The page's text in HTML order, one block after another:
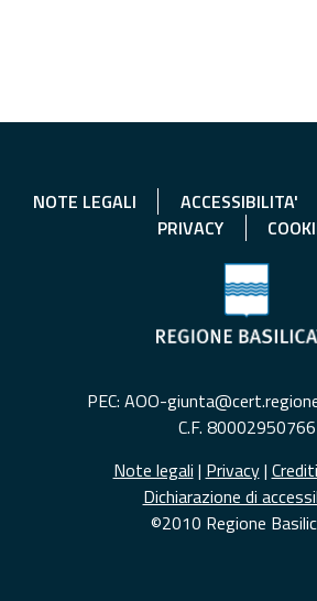
NOTE LEGALI ACCESSIBILITA'
PRIVACY
PEC: AOO-
C.F. 80002950766
Note legali | Privacy| Crediti
Dichiarazione di
©2010 Regione